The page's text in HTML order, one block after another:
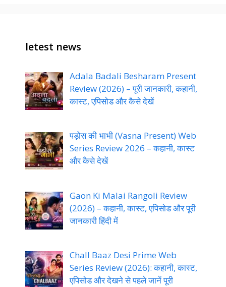
letest news
Adala Badali Besharam Present
Review (2026) – पूरी जानकारी, कहानी,
कास्ट, एपिसोड और कैसे देखें
पड़ोस की भाभी (Vasna Present) Web
Series Review 2026 – कहानी, कास्ट
और कैसे देखें
Gaon Ki Malai Rangoli Review
(2026) – कहानी, कास्ट, एपिसोड और पूरी
जानकारी हिंदी में
Chall Baaz Desi Prime Web
Series Review (2026): कहानी, कास्ट,
एपिसोड और देखने से पहले जानें पूरी